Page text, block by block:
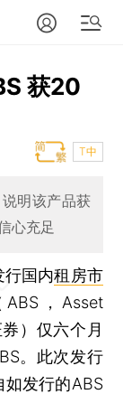
获20
T中
明该产品获
心充足
行国内租房市
，Asset
）仅六个月
。此次发行
发行的ABS